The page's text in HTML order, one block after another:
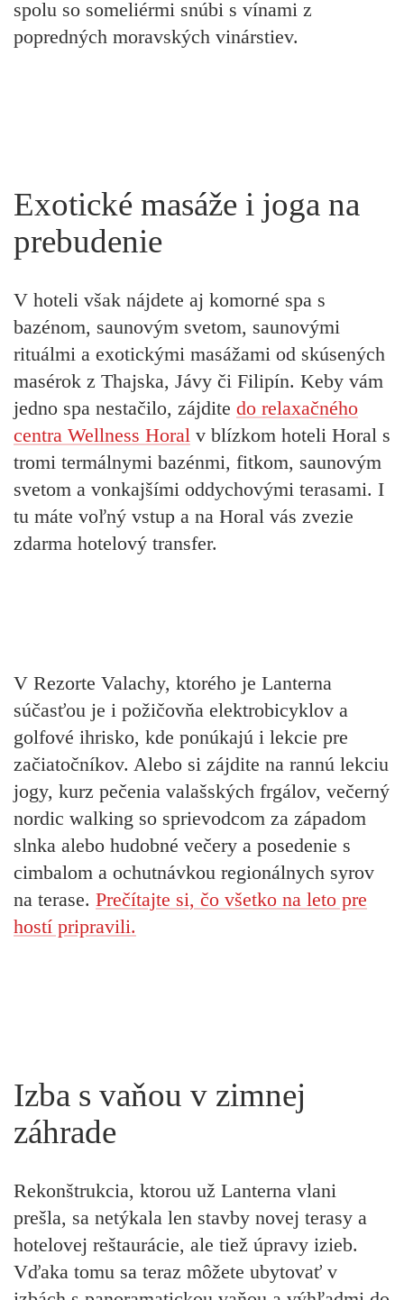
spolu so someliérmi snúbi s vínami z
popredných moravských vinárstiev.
Exotické masáže i joga na
prebudenie
V hoteli však nájdete aj komorné spa s
bazénom, saunovým svetom, saunovými
rituálmi a exotickými masážami od skúsených
masérok z Thajska, Jávy či Filipín. Keby vám
jedno spa nestačilo, zájdite do relaxačného
centra Wellness Horal v blízkom hoteli Horal s
tromi termálnymi bazénmi, fitkom, saunovým
svetom a vonkajšími oddychovými terasami. I
tu máte voľný vstup a na Horal vás zvezie
zdarma hotelový transfer.
V Rezorte Valachy, ktorého je Lanterna
súčasťou je i požičovňa elektrobicyklov a
golfové ihrisko, kde ponúkajú i lekcie pre
začiatočníkov. Alebo si zájdite na rannú lekciu
jogy, kurz pečenia valašských frgálov, večerný
nordic walking so sprievodcom za západom
slnka alebo hudobné večery a posedenie s
cimbalom a ochutnávkou regionálnych syrov
na terase. Prečítajte si, čo všetko na leto pre
hostí pripravili.
Izba s vaňou v zimnej
záhrade
Rekonštrukcia, ktorou už Lanterna vlani
prešla, sa netýkala len stavby novej terasy a
hotelovej reštaurácie, ale tiež úpravy izieb.
Vďaka tomu sa teraz môžete ubytovať v